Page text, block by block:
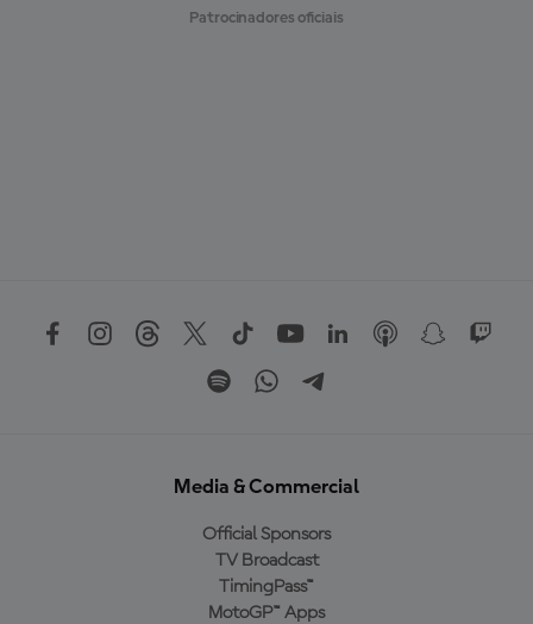
Patrocinadores oficiais
Media & Commercial
Official Sponsors
TV Broadcast
TimingPass™
MotoGP™ Apps